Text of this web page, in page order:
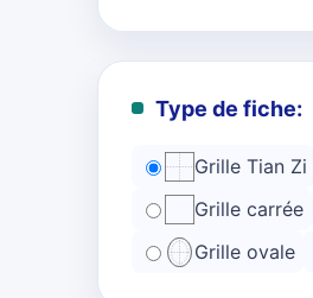
Type de fiche:
Grille Tian Zi
Grille carrée
Grille ovale